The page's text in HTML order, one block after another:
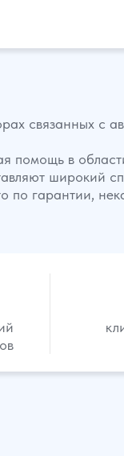
связанных с
помощь в
широкий
по гарантии,